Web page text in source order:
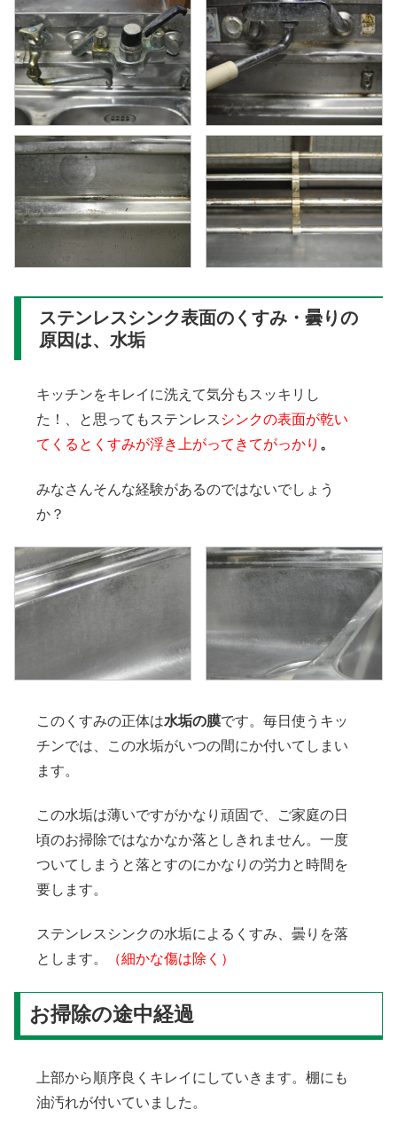
ステンレスシンク表面のくすみ・曇りの
原因は、水垢
キッチンをキレイに洗えて気分もスッキリし
た！、と思ってもステンレス シンクの表面が乾い
てくるとくすみが浮き上がってきてがっかり 。
みなさんそんな経験があるのではないでしょう
か？
このくすみの正体は水垢の膜です。毎日使うキッ
チンでは、この水垢がいつの間にか付いてしまい
ます。
この水垢は薄いですがかなり頑固で、ご家庭の日
頃のお掃除ではなかなか落としきれません。一度
ついてしまうと落とすのにかなりの労力と時間を
要します。
ステンレスシンクの水垢によるくすみ、曇りを落
とします。
（細かな傷は除く）
お掃除の途中経過
上部から順序良くキレイにしていきます。棚にも
油汚れが付いていました。